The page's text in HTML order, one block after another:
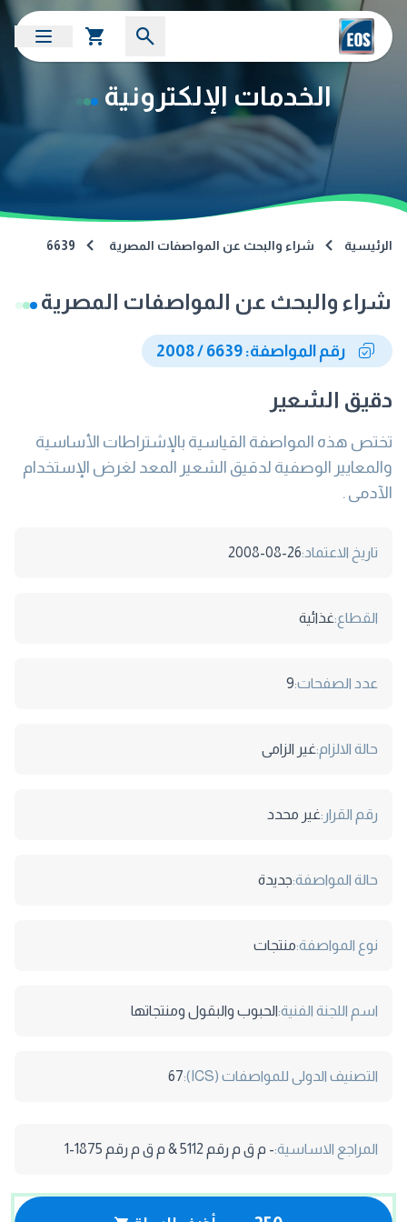
الخدمات الإلكترونية
الرئيسية شراء والبحث عن المواصفات المصرية 6639
شراء والبحث عن المواصفات المصرية
رقم المواصفة: 6639 / 2008
دقيق الشعير
تختص هذه المواصفة القياسية بالإشتراطات الأساسية
والمعايير الوصفية لدقيق الشعير المعد لغرض الإستخدام
الآدمى .
تاريخ الاعتماد:2008-08-26
القطاع:غذائية
عدد الصفحات:9
حالة الالزام:غير الزامى
رقم القرار:غير محدد
حالة المواصفة:جديدة
نوع المواصفة:منتجات
اسم اللجنة الفنية:الحبوب والبقول ومنتجاتها
التصنيف الدولى للمواصفات (ICS): 67
المراجع الاساسية:- م ق م رقم 5112 & م ق م رقم 1875-1